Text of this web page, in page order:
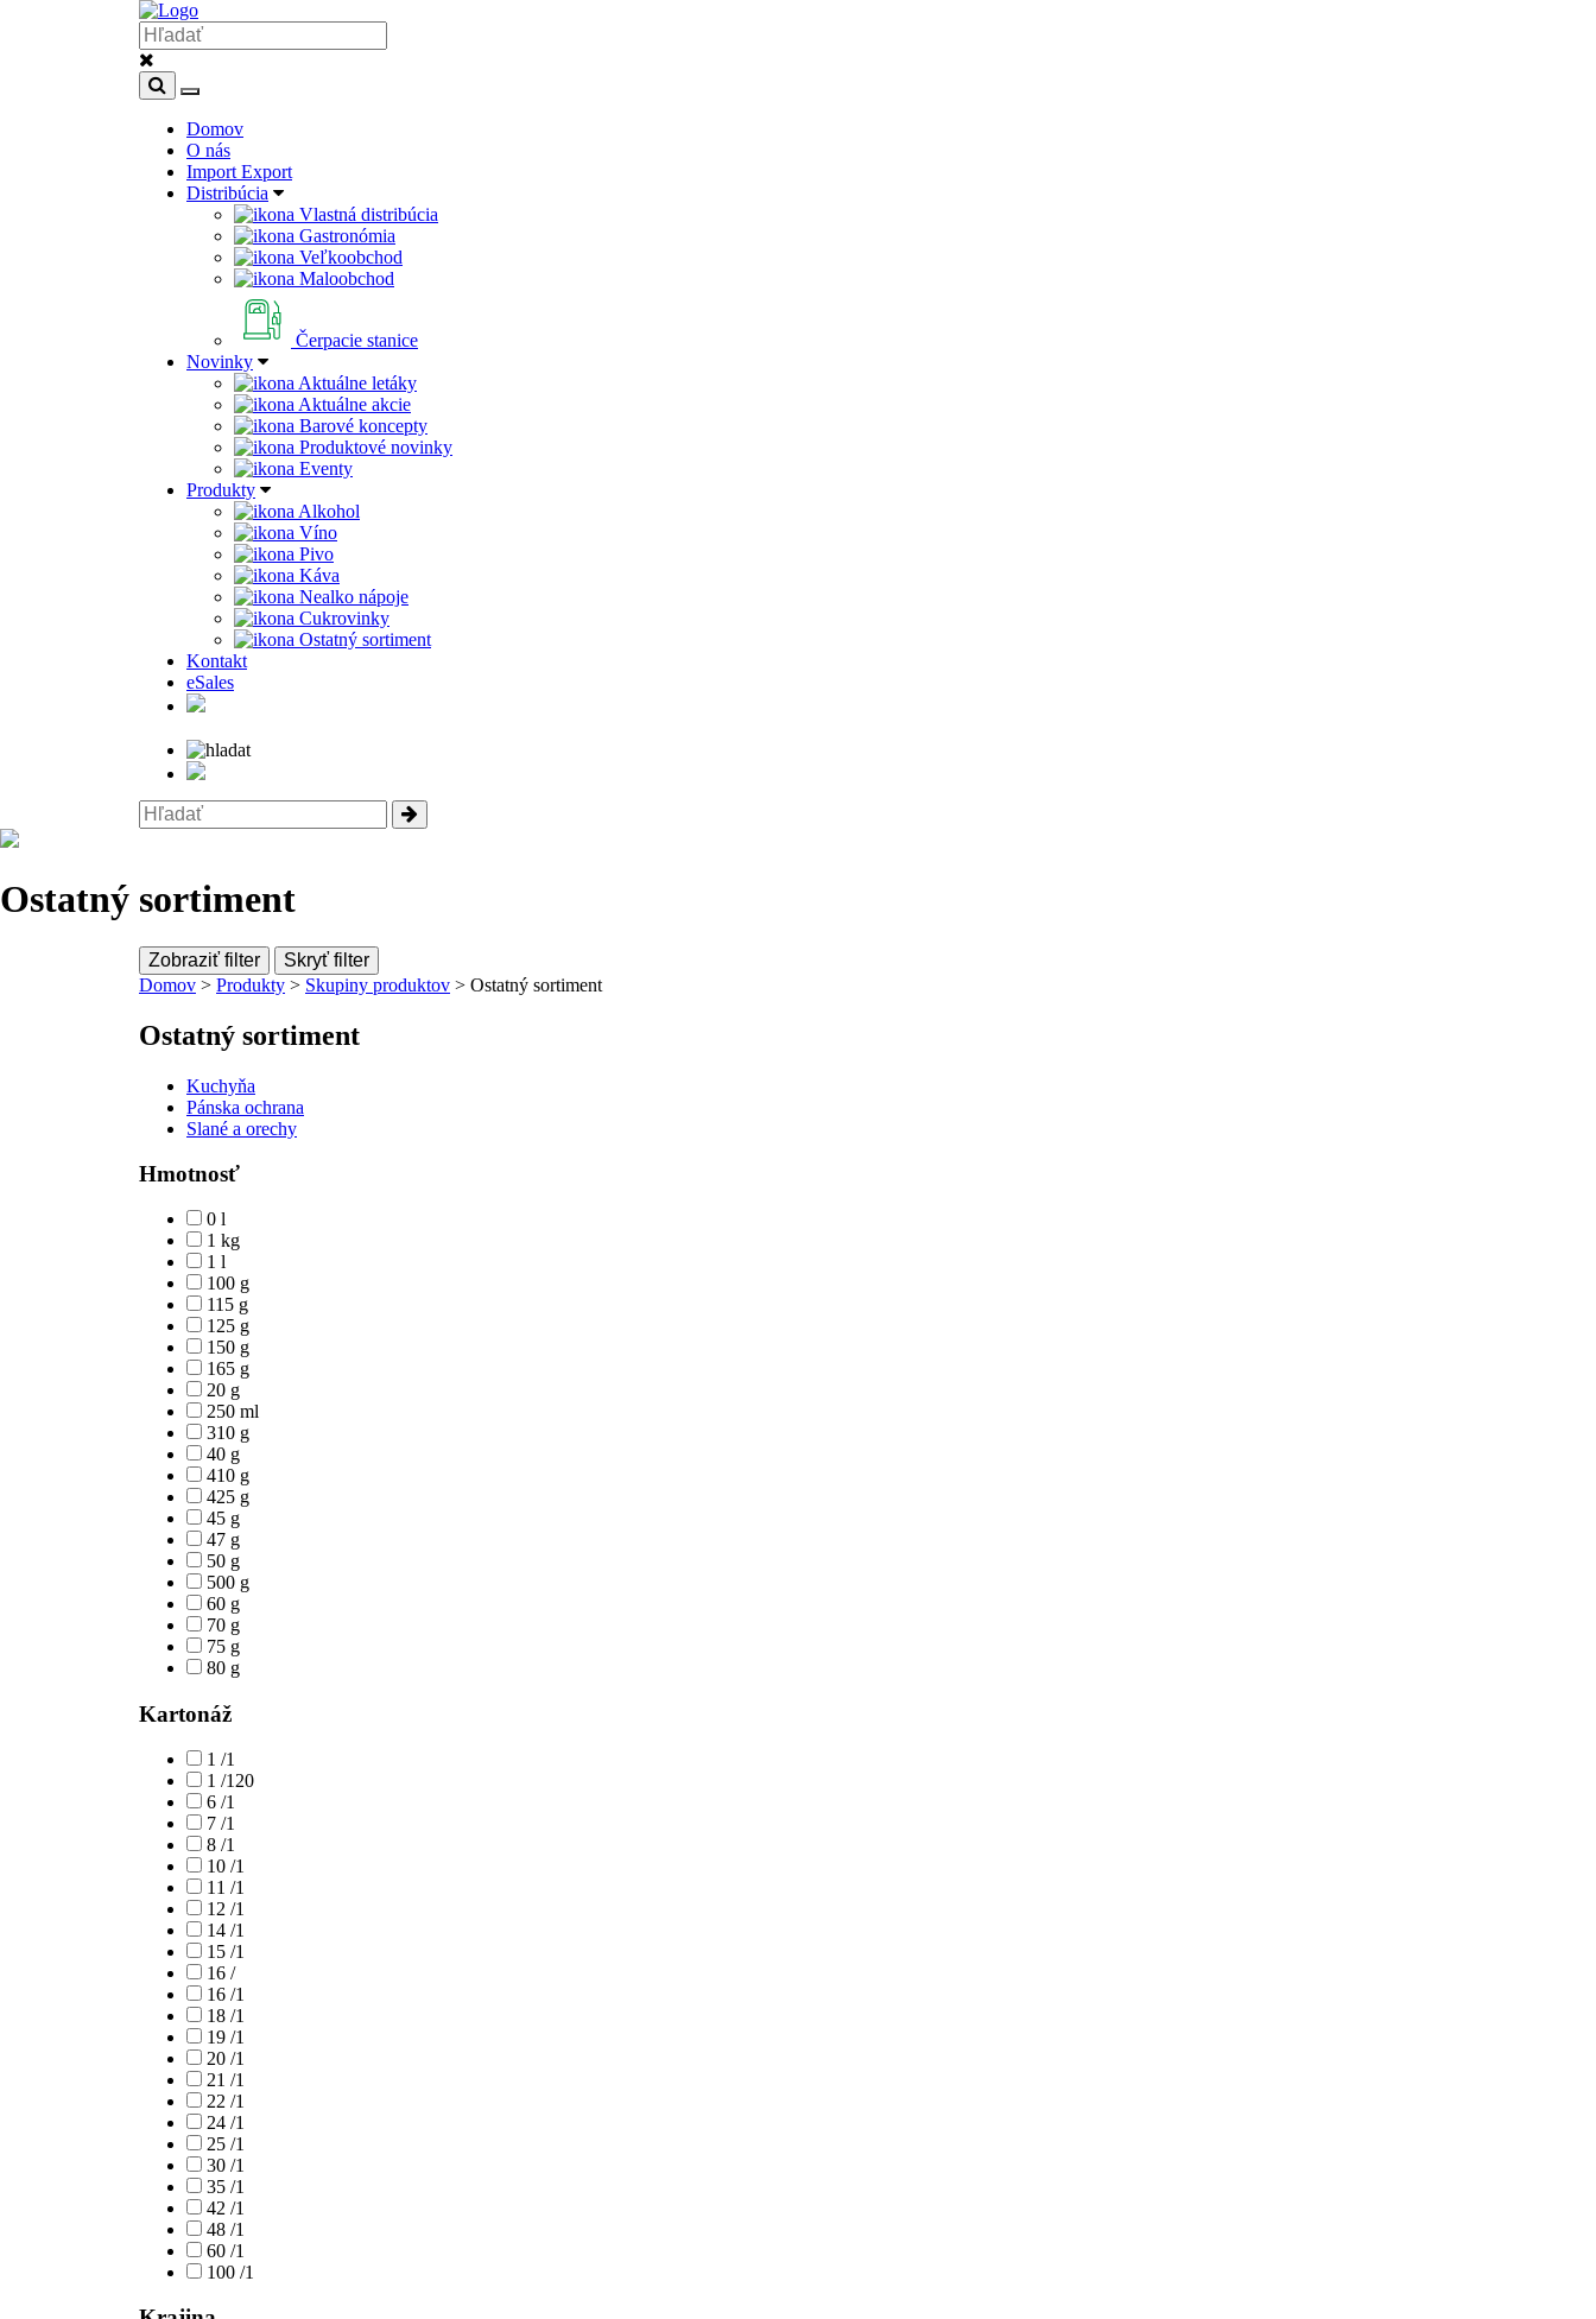
Domov
O nás
Import Export
Distribúcia
Vlastná distribúcia
Gastronómia
Veľkoobchod
Maloobchod
Čerpacie stanice
Novinky
Aktuálne letáky
Aktuálne akcie
Barové koncepty
Produktové novinky
Eventy
Produkty
Alkohol
Víno
Pivo
Káva
Nealko nápoje
Cukrovinky
Ostatný sortiment
Kontakt
eSales
Ostatný sortiment
Zobraziť filter
Skryť filter
Domov > Produkty > Skupiny produktov > Ostatný sortiment
Ostatný sortiment
Kuchyňa
Pánska ochrana
Slané a orechy
Hmotnosť
0 l
1 kg
1 l
100 g
115 g
125 g
150 g
165 g
20 g
250 ml
310 g
40 g
410 g
425 g
45 g
47 g
50 g
500 g
60 g
70 g
75 g
80 g
Kartonáž
1 /1
1 /120
6 /1
7 /1
8 /1
10 /1
11 /1
12 /1
14 /1
15 /1
16 /
16 /1
18 /1
19 /1
20 /1
21 /1
22 /1
24 /1
25 /1
30 /1
35 /1
42 /1
48 /1
60 /1
100 /1